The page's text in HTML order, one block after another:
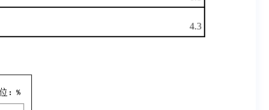
4.3